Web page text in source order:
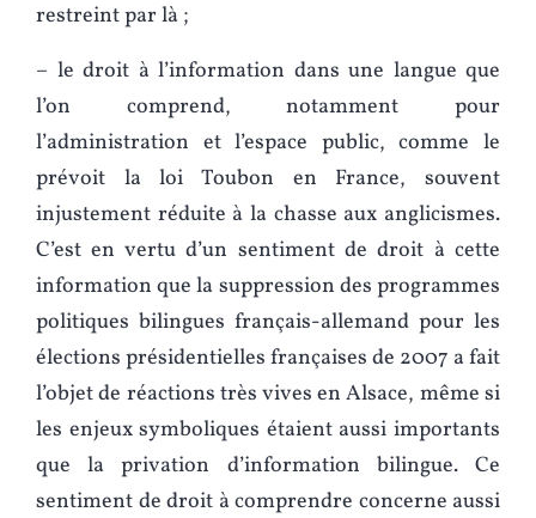
restreint par là ;
– le droit à l’information dans une langue que
l’on comprend, notamment pour
l’administration et l’espace public, comme le
prévoit la loi Toubon en France, souvent
injustement réduite à la chasse aux anglicismes.
C’est en vertu d’un sentiment de droit à cette
information que la suppression des programmes
politiques bilingues français-allemand pour les
élections présidentielles françaises de 2007 a fait
l’objet de réactions très vives en Alsace, même si
les enjeux symboliques étaient aussi importants
que la privation d’information bilingue. Ce
sentiment de droit à comprendre concerne aussi